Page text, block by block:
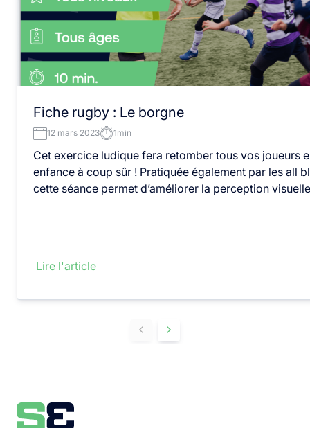
Fiche rugby : Le borgne
12 mars 2023 1min
Cet exercice ludique fera retomber tous vos joueurs
enfance à coup sûr ! Pratiquée également par les all
cette séance permet d’améliorer la perception
Lire l'article